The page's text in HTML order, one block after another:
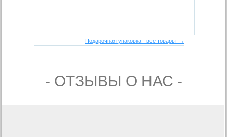
Подарочная упаковка - все товары →
- ОТЗЫВЫ О НАС -